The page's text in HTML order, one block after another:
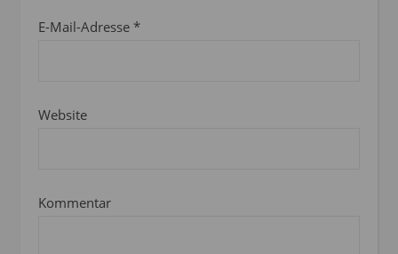
E-Mail-Adresse *
Website
Kommentar